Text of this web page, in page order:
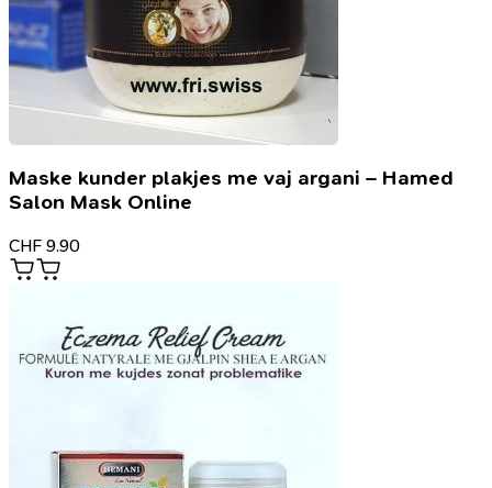
Maske kunder plakjes me vaj argani – Hamed
Salon Mask Online
CHF 9.90